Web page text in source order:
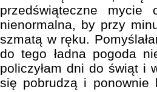
przedświąteczne
nienormalna, by przy
szmatą w ręku.
do tego ładna pogoda
policzyłam dni do świąt i
się pobrudzą i ponownie